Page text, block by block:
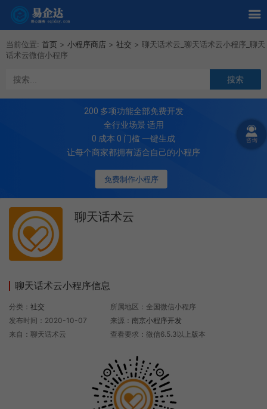
当前位置: 首页 > 小程序商店 > 社交 > 聊天话术云_聊天话术云小程序_聊天
话术云微信小程序
免费制作小程序
200 多项功能全部免费开发
全行业场景 适用
0 成本 0 门槛 一键生成
让每个商家都拥有适合自己的小程序
聊天话术云
聊天话术云小程序信息
分类： 社交
发布时间：2020-10-07
来自：聊天话术云
所属地区：全国微信小程序
来源： 南京小程序开发
查看要求：微信6.5.3以上版本